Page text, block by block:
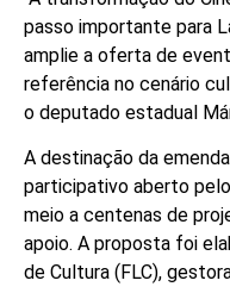
passo importante para
amplie a oferta de
referência no cenário
o deputado estadual
A destinação da
participativo aberto
meio a centenas de
apoio. A proposta foi
de Cultura (FLC),